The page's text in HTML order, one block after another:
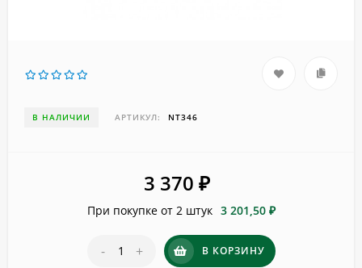
В НАЛИЧИИ АРТИКУЛ: NT346
3 370 ₽
При покупке от 2 штук 3 201,50 ₽
- + В КОРЗИНУ